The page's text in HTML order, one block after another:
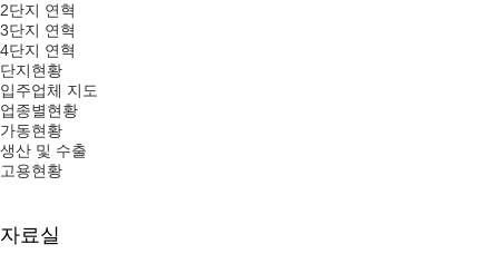
2단지 연혁
3단지 연혁
4단지 연혁
단지현황
입주업체 지도
업종별현황
가동현황
생산 및 수출
고용현황
자료실